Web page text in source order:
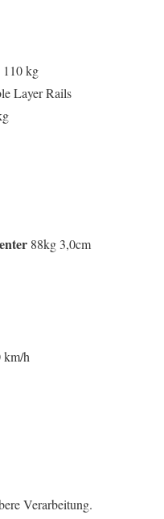
110 kg
Layer Rails
88kg 3,0cm
km/h
Verarbeitung.